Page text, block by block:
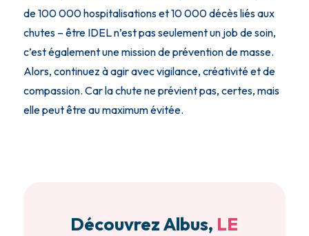
de 100 000 hospitalisations et 10 000 décès liés aux
chutes – être IDEL n’est pas seulement un job de soin,
c’est également une mission de prévention de masse.
Alors, continuez à agir avec vigilance, créativité et de
compassion. Car la chute ne prévient pas, certes, mais
elle peut être au maximum évitée.
Découvrez Albus, LE